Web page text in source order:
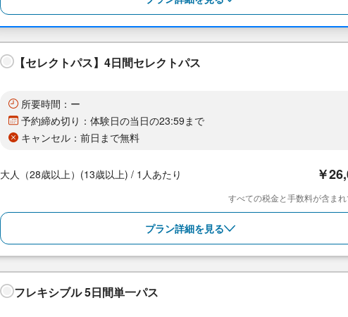
【セレクトパス】4日間セレクトパス
所要時間：ー
予約締め切り：体験日の当日の23:59まで
キャンセル：前日まで無料
大人（28歳以上）(13歳以上) / 1人あたり ￥
すべての税金と手数料が含ま
プラン詳細を見る
フレキシブル 5日間単一パス